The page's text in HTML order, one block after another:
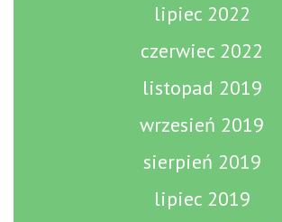
lipiec 2022
czerwiec 2022
listopad 2019
wrzesień 2019
sierpień 2019
lipiec 2019